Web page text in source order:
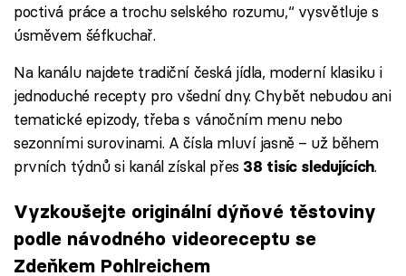
poctivá práce a trochu selského rozumu,“ vysvětluje s
úsměvem šéfkuchař.
Na kanálu najdete tradiční česká jídla, moderní klasiku i
jednoduché recepty pro všední dny. Chybět nebudou ani
tematické epizody, třeba s vánočním menu nebo
sezonními surovinami. A čísla mluví jasně – už během
prvních týdnů si kanál získal přes 38 tisíc sledujících.
Vyzkoušejte originální dýňové těstoviny
podle návodného videoreceptu se
Zdeňkem Pohlreichem